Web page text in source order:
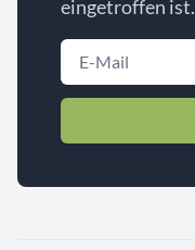
eingetroffen ist.